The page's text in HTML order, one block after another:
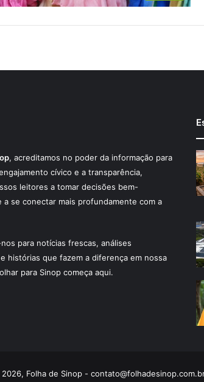
, acreditamos no poder da informação para
cívico e a transparência,
leitores a tomar decisões bem-
a se conectar mais profundamente com a
para notícias frescas, análises
histórias que fazem a diferença em nossa
para Sinop começa aqui.
Folha de Sinop -